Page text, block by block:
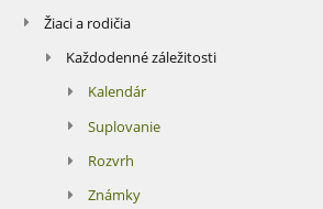
Žiaci a rodičia
Každodenné záležitosti
Kalendár
Suplovanie
Rozvrh
Známky